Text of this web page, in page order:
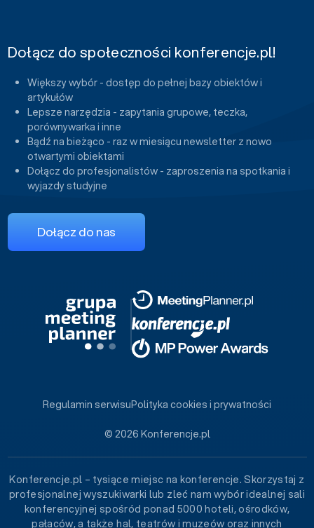
Dołącz do społeczności konferencje.pl!
Większy wybór - dostęp do pełnej bazy obiektów i
artykułów
Lepsze narzędzia - zapytania grupowe, teczka,
porównywarka i inne
Bądź na bieżąco - raz w miesiącu newsletter z nowo
otwartymi obiektami
Dołącz do profesjonalistów - zaproszenia na spotkania i
wyjazdy studyjne
Dołącz do nas
© 2026 Konferencje.pl
Regulamin serwisuPolityka cookies i prywatności
Konferencje.pl – tysiące miejsc na konferencje. Skorzystaj z
profesjonalnej wyszukiwarki lub zleć nam wybór idealnej sali
konferencyjnej spośród ponad 5000 hoteli, ośrodków,
pałaców, a także hal, teatrów i muzeów oraz innych